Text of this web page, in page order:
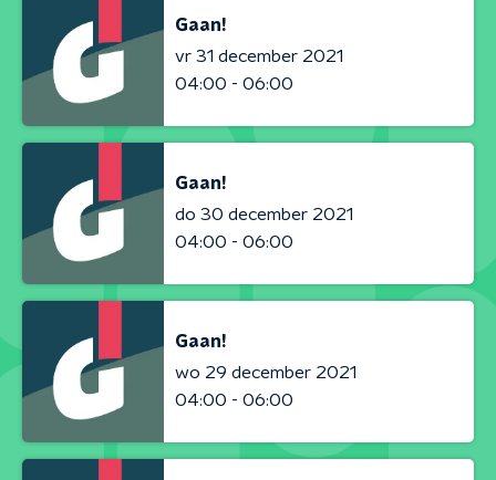
Gaan!
vr 31 december 2021
04:00 - 06:00
Gaan!
do 30 december 2021
04:00 - 06:00
Gaan!
wo 29 december 2021
04:00 - 06:00